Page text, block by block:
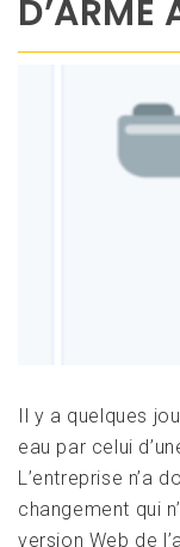
D’ARME
Il y a quelques
eau par celui
L’entreprise n’a
changement qui
version Web de